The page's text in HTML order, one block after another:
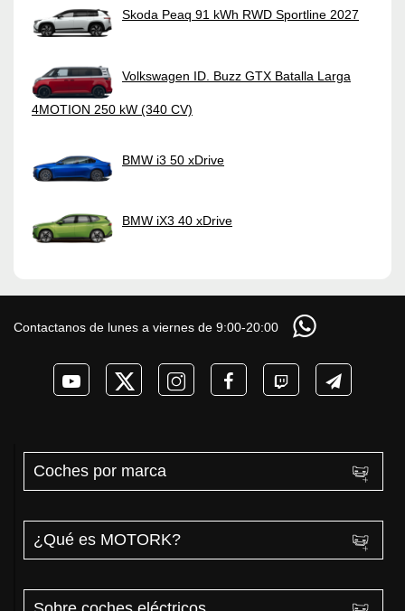
Skoda Peaq 91 kWh RWD Sportline 2027
Volkswagen ID. Buzz GTX Batalla Larga
4MOTION 250 kW (340 CV)
BMW i3 50 xDrive
BMW iX3 40 xDrive
Contactanos de lunes a viernes de 9:00-20:00
Coches por marca
¿Qué es MOTORK?